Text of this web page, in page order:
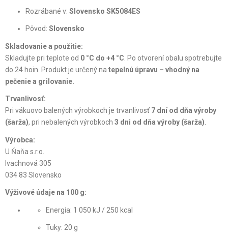
Rozrábané v: Slovensko SK5084ES
Pôvod: Slovensko
Skladovanie a použitie:
Skladujte pri teplote od 0 °C do +4 °C . Po otvorení obalu spotrebujte
do 24 hoin. Produkt je určený na tepelnú úpravu – vhodný na
pečenie a grilovanie.
Trvanlivosť:
Pri vákuovo balených výrobkoch je trvanlivosť 7 dní od dňa výroby
(šarža), pri nebalených výrobkoch 3 dni od dňa výroby (šarža).
Výrobca:
U Ňaňa s.r.o.
Ivachnová 305
034 83 Slovensko
Výživové údaje na 100 g:
Energia: 1 050 kJ / 250 kcal
Tuky: 20 g